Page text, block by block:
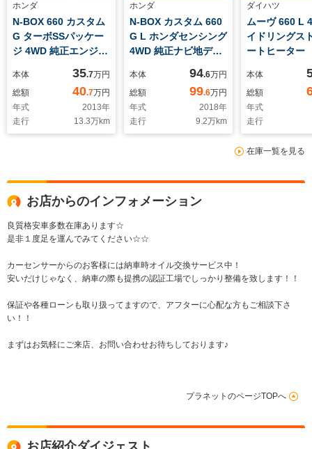
ホンダ
N-BOX 660 カスタム
G ターボSSパッケー
ジ 4WD 純正エンジン
ルーズコントロールス
マートキー2個ナビテ
レビ
本体 35.7万円
総額
40.7万円
年式
2013年
走行
13.3万km
ホンダ
N-BOX カスタム 660
G L ホンダセンシング
4WD 純正ナビ地デジ
ースマートキー2個レ
ーダークルーズパワー
スライドドアドラレコ
本体 94.6万円
総額
99.6万円
年式
2018年
走行
9.2万km
ダイハツ
ムーヴ 660 L
イドリングス
ートヒーター
本体
総額
年式
走行
在庫一覧を見る
お店からのインフォメーション
良質格安車多数在庫あります☆
是非１度足を運んでみてください☆☆
カーセンサーからのお客様には納車時オイル交換サービス中！
安いだけじゃなく、納車の際も提携の認証工場でしっかり整備を致します！！
保証や各種ローンも取り扱ってますので、アフターに心配な方もご相談下さ
い！！
まずはお気軽にご来店、お問い合わせお待ちしております♪
プラネットのページTOPへ